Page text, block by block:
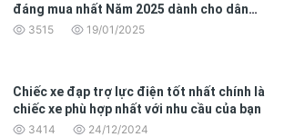
đáng mua nhất Năm 2025 dành cho dân
văn phòng
3515 19/01/2025
Chiếc xe đạp trợ lực điện tốt nhất chính là
chiếc xe phù hợp nhất với nhu cầu của bạn
3414 24/12/2024